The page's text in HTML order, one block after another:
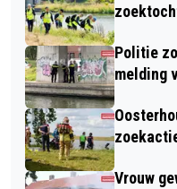
DOMMELBERGEN
Politie
melding
Vrouw